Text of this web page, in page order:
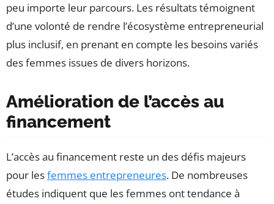
peu importe leur parcours. Les résultats témoignent
d’une volonté de rendre l’écosystème entrepreneurial
plus inclusif, en prenant en compte les besoins variés
des femmes issues de divers horizons.
Amélioration de l’accès au
financement
L’accès au financement reste un des défis majeurs
pour lesfemmes entrepreneures. De nombreuses
études indiquent que les femmes ont tendance à